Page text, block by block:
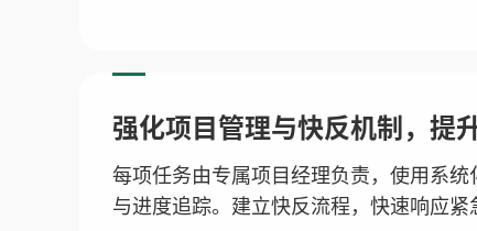
强化项目管理与快反机制，提
每项任务由专属项目经理负责，使用系
与进度追踪。建立快反流程，快速响应紧